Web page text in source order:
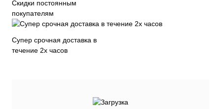
Скидки постоянным
покупателям
Супер срочная доставка в
течение 2х часов